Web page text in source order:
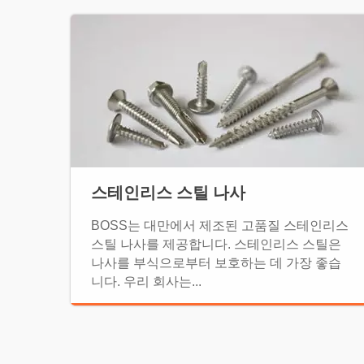
스테인리스 스틸 나사
BOSS는 대만에서 제조된 고품질 스테인리스
스틸 나사를 제공합니다. 스테인리스 스틸은
나사를 부식으로부터 보호하는 데 가장 좋습
니다. 우리 회사는...